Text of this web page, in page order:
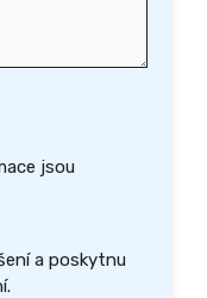
jsou
a poskytnu